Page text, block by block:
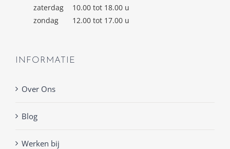
zaterdag
10.00 tot 18.00 u
zondag
12.00 tot 17.00 u
INFORMATIE
Over Ons
Blog
Werken bij